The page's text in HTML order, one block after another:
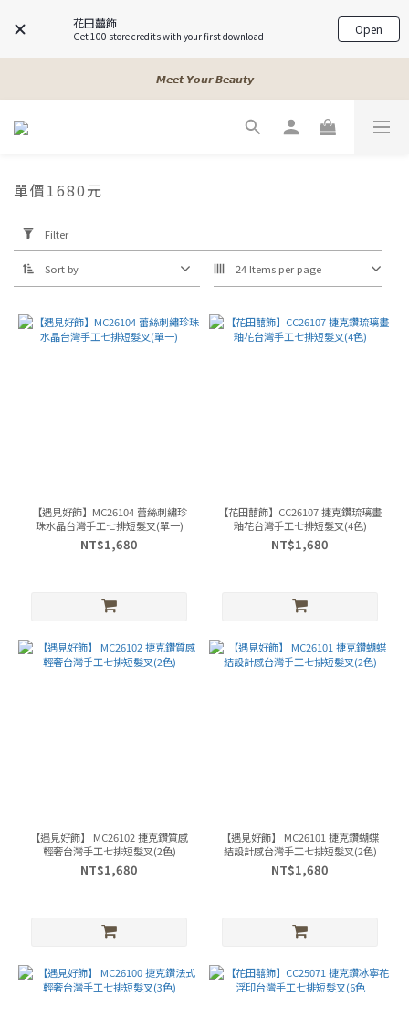
花田囍飾
Get 100 store credits with your first download Open
𝓐 𝓰𝓲𝓻𝓵𝓼 𝓫𝓮𝓼𝓽 𝓯𝓻𝓲𝓮𝓷𝓭𝓼
𝓐 𝓰𝓲𝓻𝓵𝓼 𝓫𝓮𝓼𝓽 𝓯𝓻𝓲𝓮𝓷𝓭𝓼
𝙈𝙚𝙚𝙩 𝙔𝙤𝙪𝙧 𝘽𝙚𝙖𝙪𝙩𝙮
𝓐 𝓰𝓲𝓻𝓵𝓼 𝓫𝓮𝓼𝓽 𝓯𝓻𝓲𝓮𝓷𝓭𝓼
Filter
(0/20)
Price
(NT$)
單價1680元
Filter
Sort by 24 Items per page
【遇見好飾】MC26104 蕾絲刺繡珍
珠水晶台灣手工七排短髮叉(單一)
NT$1,680
【花田囍飾】CC26107 捷克鑽琉璃畫
釉花台灣手工七排短髮叉(4色)
NT$1,680
【遇見好飾】 MC26102 捷克鑽質感
輕奢台灣手工七排短髮叉(2色)
NT$1,680
【遇見好飾】 MC26101 捷克鑽蝴蝶
結設計感台灣手工七排短髮叉(2色)
NT$1,680